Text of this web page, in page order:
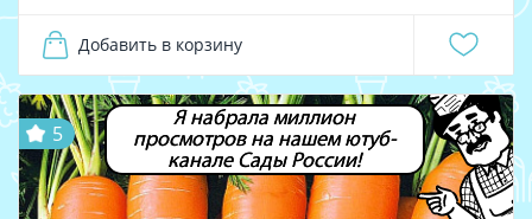
Добавить в корзину
Я набрала миллион
просмотров на нашем ютуб-
канале Сады России!
5